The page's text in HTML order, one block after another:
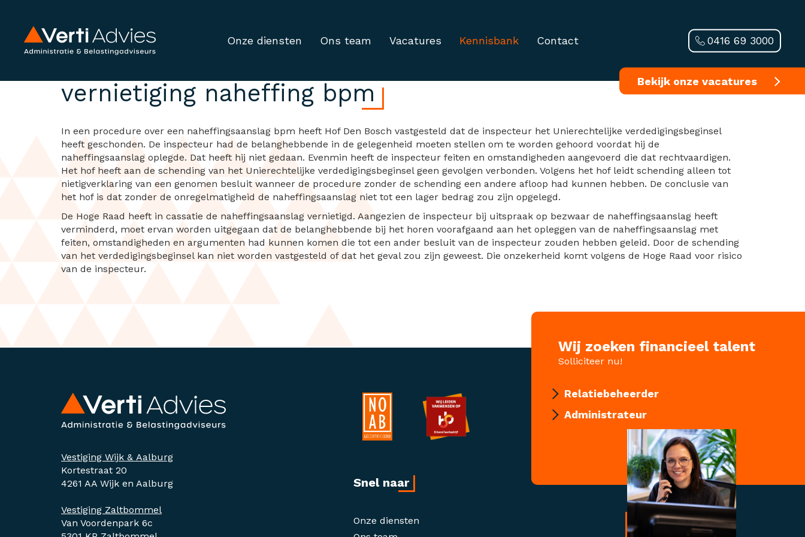
Onze diensten Ons team Vacatures Kennisbank Contact
Bekijk onze vacatures
0416 69 3000
Schending Unierechtelijk verdedigingsbeginsel leidt tot
vernietiging naheffing bpm
In een procedure over een naheffingsaanslag bpm heeft Hof Den Bosch vastgesteld dat de inspecteur het Unierechtelijke verdedigingsbeginsel
heeft geschonden. De inspecteur had de belanghebbende in de gelegenheid moeten stellen om te worden gehoord voordat hij de
naheffingsaanslag oplegde. Dat heeft hij niet gedaan. Evenmin heeft de inspecteur feiten en omstandigheden aangevoerd die dat rechtvaardigen.
Het hof heeft aan de schending van het Unierechtelijke verdedigingsbeginsel geen gevolgen verbonden. Volgens het hof leidt schending alleen tot
nietigverklaring van een genomen besluit wanneer de procedure zonder de schending een andere afloop had kunnen hebben. De conclusie van
het hof is dat zonder de onregelmatigheid de naheffingsaanslag niet tot een lager bedrag zou zijn opgelegd.
De Hoge Raad heeft in cassatie de naheffingsaanslag vernietigd. Aangezien de inspecteur bij uitspraak op bezwaar de naheffingsaanslag heeft
verminderd, moet ervan worden uitgegaan dat de belanghebbende bij het horen voorafgaand aan het opleggen van de naheffingsaanslag met
feiten, omstandigheden en argumenten had kunnen komen die tot een ander besluit van de inspecteur zouden hebben geleid. Door de schending
van het verdedigingsbeginsel kan niet worden vastgesteld of dat het geval zou zijn geweest. Die onzekerheid komt volgens de Hoge Raad voor risico
van de inspecteur.
Wij zoeken financieel talent
Solliciteer nu!
Relatiebeheerder
Administrateur
Vestiging Wijk & Aalburg
Kortestraat 20
4261 AA Wijk en Aalburg
Vestiging Zaltbommel
Van Voordenpark 6c
Snel naar
Onze diensten